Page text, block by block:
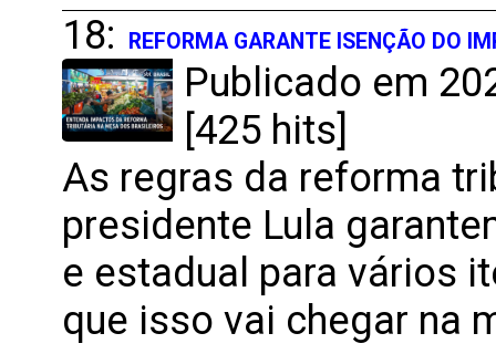
18:
REFORMA GARANTE ISENÇÃO DO
Publicado em
[425 hits]
As regras da reforma
presidente Lula
e estadual para vários
que isso vai chegar na